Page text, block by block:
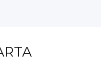
2...
2025...